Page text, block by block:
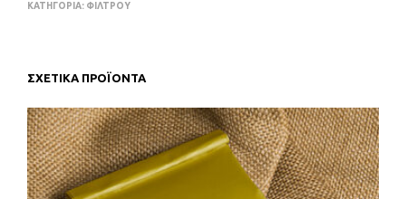
ΚΑΤΗΓΟΡΊΑ: ΦΙΛΤΡΟΥ
ΣΧΕΤΙΚΆ ΠΡΟΪΌΝΤΑ